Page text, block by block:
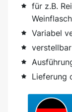
für z.B.
Variabel
Lieferung